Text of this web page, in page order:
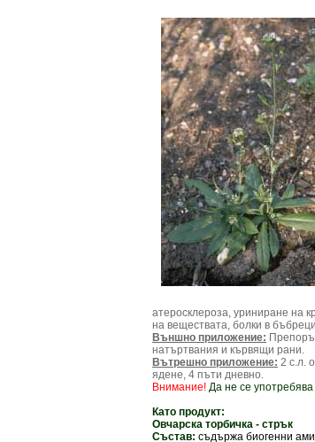
атеросклероза, уриниране на
на веществата, болки в
Външно приложение:
натъртвания и кървящи рани.
Вътрешно приложение: 2 с.л.
ядене, 4 пъти дневно.
Внимание! Да не се
Като продукт:
Овчарска торбичка - стрък
Състав: съдържа биогенни